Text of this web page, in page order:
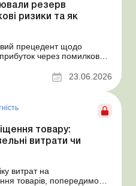
резерв
ризики та як
прецедент щодо
через помилково
податкові ризики.
ризики та судова
через помилкове
23.06.2026
товару:
витрати чи
витрат на
товарів, попередимо